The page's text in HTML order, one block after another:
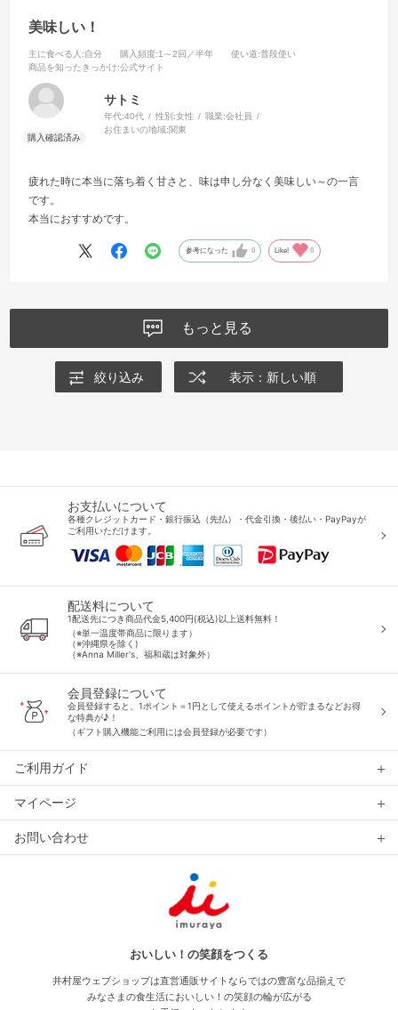
美味しい！
主に食べる人 :自分 購入頻度:1～2回／半年 使い道:普段使い
商品を知ったきっかけ:公式サイト
サトミ
年代:40代 性別:女性 職業:会社員
お住まいの地域:関東
疲れた時に本当に落ち着く甘さと、味は申し分なく美味しい～の一言
です。
本当におすすめです。
参考になった 0 Like! 0
もっと見る
絞り込み 表示：新しい順
お支払いについて
各種クレジットカード・銀行振込（先払）・代金引換・後払い・PayPayが
ご利用いただけます。
配送料について
1配送先につき商品代金5,400円(税込)以上送料無料！
（※単一温度帯商品に限ります）
（※沖縄県を除く)
（※Anna Miller's、福和蔵は対象外）
会員登録について
会員登録すると、1ポイント＝1円として使えるポイントが貯まるなどお得
な特典が♪！
（ギフト購入機能ご利用には会員登録が必要です）
ご利用ガイド
マイページ
お問い合わせ
おいしい！の笑顔をつくる
井村屋ウェブショップは直営通販サイトならではの豊富な品揃えで
みなさまの食生活においしい！の笑顔の輪が広がる